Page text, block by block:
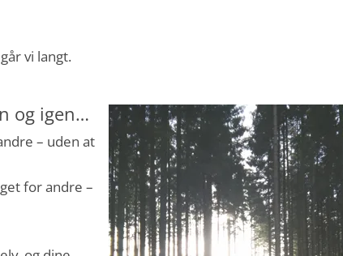
vi langt.
og igen…
– uden at
for andre –